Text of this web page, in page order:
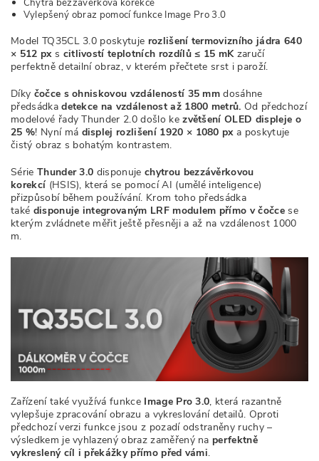
Chytrá bezzávěrková korekce
Vylepšený obraz pomocí funkce Image Pro 3.0
Model TQ35CL 3.0 poskytuje rozlišení termovizního jádra 640
× 512 px s citlivostí teplotních rozdílů ≤ 15 mK zaručí
perfektně detailní obraz, v kterém přečtete srst i paroží.
Díky čočce s ohniskovou vzdáleností 35 mm dosáhne
předsádkadetekce na vzdálenost až 1800 metrů. Od předchozí
modelové řady Thunder 2.0 došlo ke zvětšení OLED displeje o
25 %! Nyní má displej rozlišení 1920 × 1080 pxa poskytuje
čistý obraz s bohatým kontrastem.
Série Thunder 3.0 disponuje chytrou bezzávěrkovou
korekcí (HSIS), která se pomocí AI (umělé inteligence)
přizpůsobí během používání. Krom toho předsádka
také disponuje integrovaným LRF modulem přímo v čočce se
kterým zvládnete měřit ještě přesněji a až na vzdálenost 1000
m.
Zařízení také využívá funkce Image Pro 3.0, která razantně
vylepšuje zpracování obrazu a vykreslování detailů. Oproti
předchozí verzi funkce jsou z pozadí odstraněny ruchy –
výsledkem je vyhlazený obraz zaměřený na perfektně
vykreslený cíl i překážky přímo před vámi.